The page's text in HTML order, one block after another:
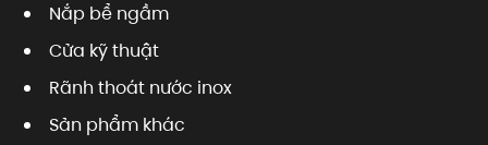
Nắp bể ngầm
Cửa kỹ thuật
Rãnh thoát nước inox
Sản phẩm khác